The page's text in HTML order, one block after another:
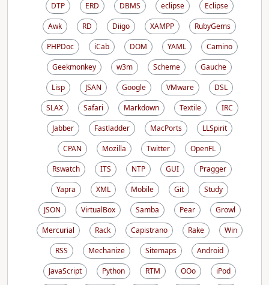
DTP
ERD DBMS eclipse
Eclipse
Awk
RD Diigo XAMPP
RubyGems
PHPDoc
iCab DOM YAML
Camino
Geekmonkey
w3m Scheme
Gauche
Lisp
JSAN Google VMware
DSL
SLAX
Safari Markdown Textile
IRC
Jabber
Fastladder MacPorts
LLSpirit
CPAN
Mozilla Twitter
OpenFL
Rswatch
ITS NTP GUI
Pragger
Yapra
XML Mobile Git
Study
JSON
VirtualBox Samba Pear
Growl
Mercurial
Rack Capistrano Rake
Win
RSS
Mechanize Sitemaps
Android
JavaScript
Python RTM OOo
iPod